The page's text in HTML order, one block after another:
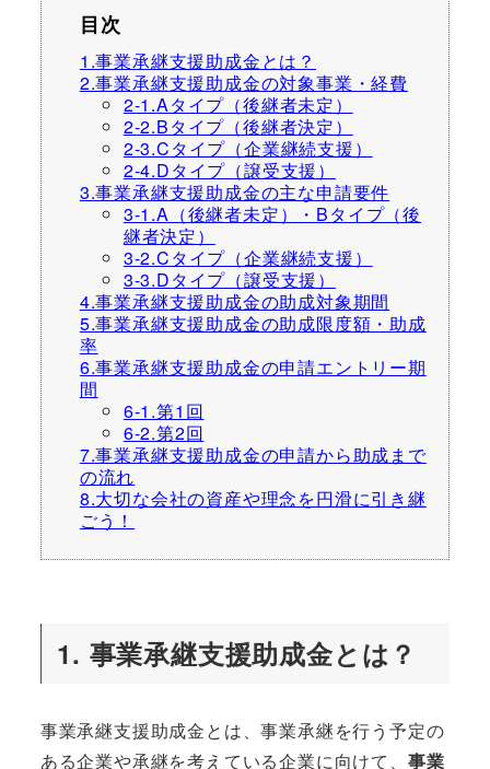
目次
1.事業承継支援助成金とは？
2.事業承継支援助成金の対象事業・経費
2-1.Aタイプ（後継者未定）
2-2.Bタイプ（後継者決定）
2-3.Cタイプ（企業継続支援）
2-4.Dタイプ（譲受支援）
3.事業承継支援助成金の主な申請要件
3-1.A（後継者未定）・Bタイプ（後
継者決定）
3-2.Cタイプ（企業継続支援）
3-3.Dタイプ（譲受支援）
4.事業承継支援助成金の助成対象期間
5.事業承継支援助成金の助成限度額・助成
率
6.事業承継支援助成金の申請エントリー期
間
6-1.第1回
6-2.第2回
7.事業承継支援助成金の申請から助成まで
の流れ
8.大切な会社の資産や理念を円滑に引き継
ごう！
1. 事業承継支援助成金とは？
事業承継支援助成金とは、事業承継を行う予定の
ある企業や承継を考えている企業に向けて、 事業